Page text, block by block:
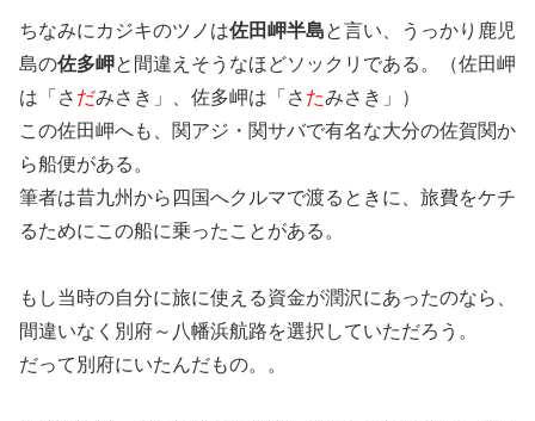
ちなみにカジキのツノは佐田岬半島と言い、うっかり鹿児
島の佐多岬と間違えそうなほどソックリである。（佐田岬
は「さ だみさき」、佐多岬は「さ たみさき」）
この佐田岬へも、関アジ・関サバで有名な大分の佐賀関か
ら船便がある。
筆者は昔九州から四国へクルマで渡るときに、旅費をケチ
るためにこの船に乗ったことがある。
もし当時の自分に旅に使える資金が潤沢にあったのなら、
間違いなく別府～八幡浜航路を選択していただろう。
だって別府にいたんだもの。。